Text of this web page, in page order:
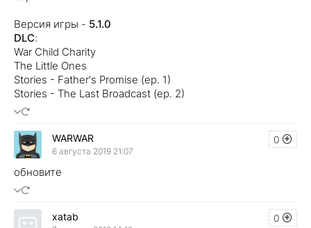
Версия игры - 5.1.0
DLC:
War Child Charity
The Little Ones
Stories - Father's Promise (ep. 1)
Stories - The Last Broadcast (ep. 2)
0
WARWAR
6 августа 2019 21:07
обновите
0
xatab